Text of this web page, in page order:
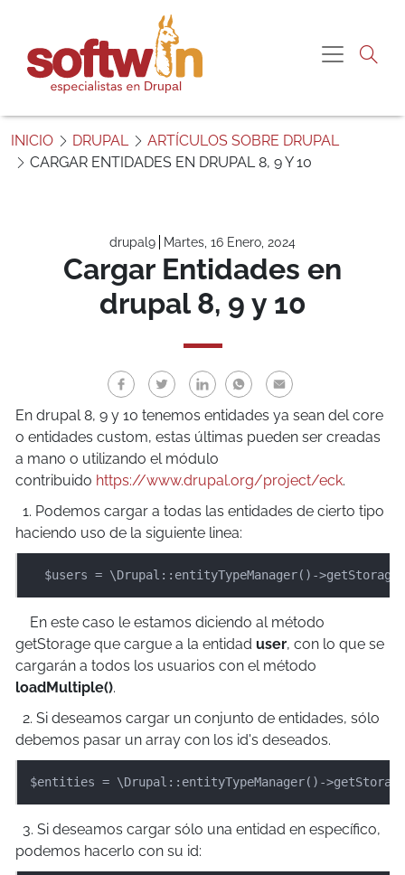
f
t
INICIO DRUPAL
ARTÍCULOS SOBRE DRUPAL
CARGAR ENTIDADES EN DRUPAL 8, 9 Y 10
drupal9 Martes, 16 Enero, 2024
Cargar Entidades en
drupal 8, 9 y 10
En drupal 8, 9 y 10 tenemos entidades ya sean del core
o entidades custom, estas últimas pueden ser creadas
a mano o utilizando el módulo
contribuido https://www.drupal.org/project/eck.
1. Podemos cargar a todas las entidades de cierto tipo
haciendo uso de la siguiente linea:
$users = \Drupal::entityTypeManager()->getStorage(
En este caso le estamos diciendo al método
getStorage que cargue a la entidad user, con lo que se
cargarán a todos los usuarios con el método
loadMultiple().
2. Si deseamos cargar un conjunto de entidades, sólo
debemos pasar un array con los id's deseados.
$entities = \Drupal::entityTypeManager()-
3. Si deseamos cargar sólo una entidad en específico,
podemos hacerlo con su id:
Me gustaría más
información sobre:
“Cargar Entidades en drupal 8, 9 y 10”
Nombre
Teléfono